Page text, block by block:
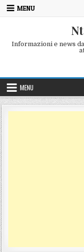
Skip to content
MENU
Informazioni e news
MENU